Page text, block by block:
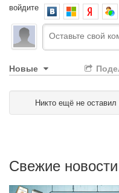
войдите
Новые
Никто ещё не
Свежие новости